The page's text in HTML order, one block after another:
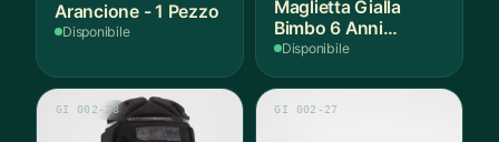
Arancione - 1 Pezzo
Disponibile
Maglietta Gialla
Bimbo 6 Anni
Cotone - 1 Pezzo
Disponibile
GI 002-28 GI 002-27